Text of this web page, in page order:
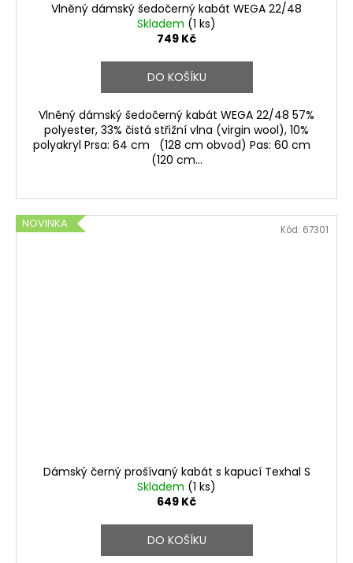
Vlněný dámský šedočerný kabát WEGA 22/48
Skladem (1 ks)
749 Kč
DO KOŠÍKU
Vlněný dámský šedočerný kabát WEGA 22/48 57%
polyester, 33% čistá střižní vlna (virgin wool), 10%
polyakryl Prsa: 64 cm (128 cm obvod) Pas: 60 cm
(120 cm...
NOVINKA
Dámský černý prošívaný kabát s kapucí Texhal S
Skladem (1 ks)
649 Kč
DO KOŠÍKU
Kód: 67301